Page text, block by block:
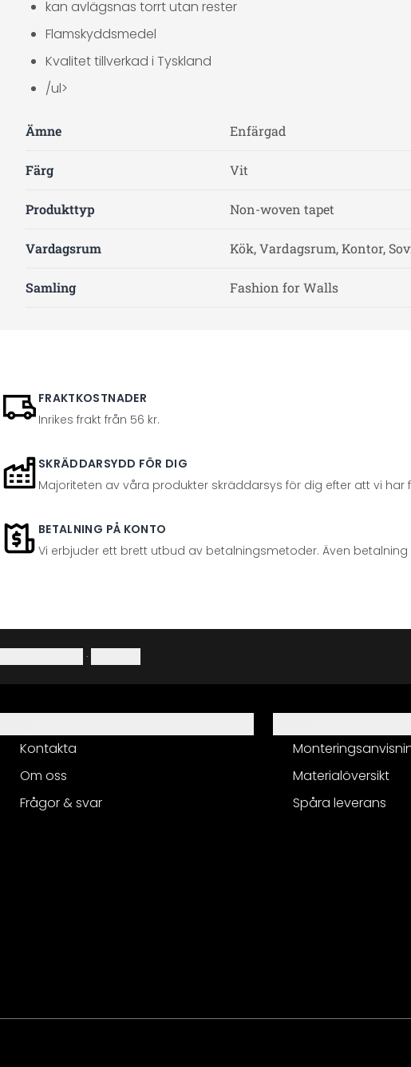
kan avlägsnas torrt utan rester
Flamskyddsmedel
Kvalitet tillverkad i Tyskland
/ul>
Ämne Enfärgad
Färg Vit
Produkttyp Non-woven tapet
Vardagsrum Kök, Vardagsrum, Kontor,
Samling Fashion for Walls
FRAKTKOSTNADER
Inrikes frakt från 56 kr.
SKRÄDDARSYDD FÖR DIG
Majoriteten av våra produkter skräddarsys för dig efter att vi har
BETALNING PÅ KONTO
Vi erbjuder ett brett utbud av betalningsmetoder. Även
·
Kontakta
Om oss
Frågor & svar
Materialöversikt
Spåra leverans